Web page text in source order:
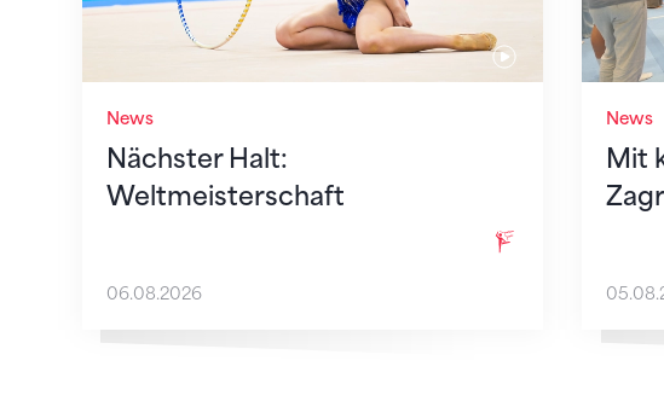
News
Nächster Halt:
Weltmeisterschaft
06.08.2026
News
Mit